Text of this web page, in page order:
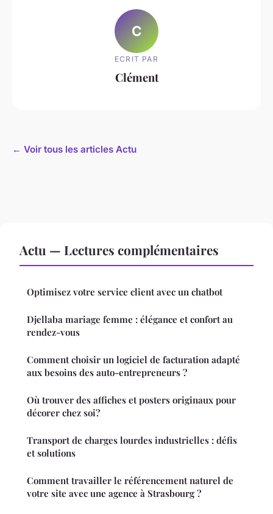
C
ECRIT PAR
Clément
← Voir tous les articles Actu
Actu — Lectures complémentaires
Optimisez votre service client avec un chatbot
Djellaba mariage femme : élégance et confort au
rendez-vous
Comment choisir un logiciel de facturation adapté
aux besoins des auto-entrepreneurs ?
Où trouver des affiches et posters originaux pour
décorer chez soi?
Transport de charges lourdes industrielles : défis
et solutions
Comment travailler le référencement naturel de
votre site avec une agence à Strasbourg ?